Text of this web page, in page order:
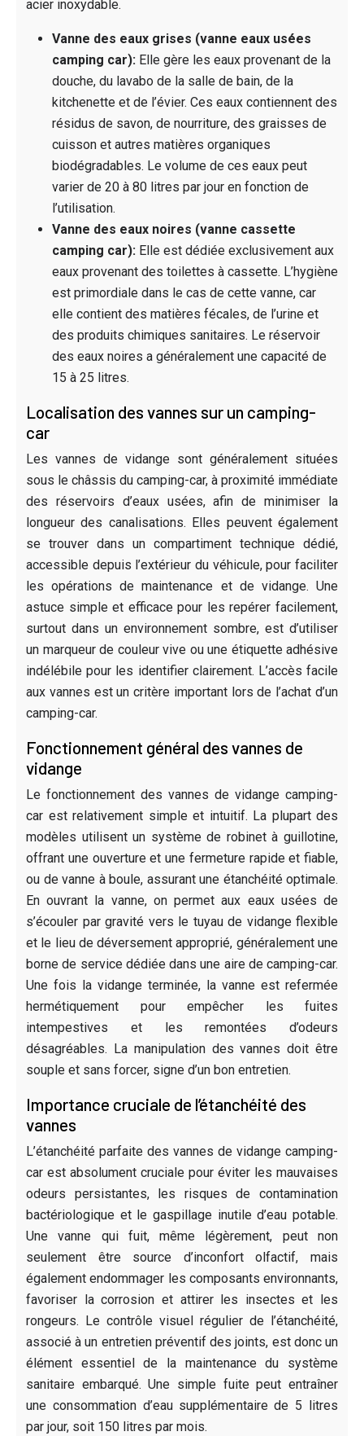
acier inoxydable.
Vanne des eaux grises (vanne eaux usées
camping car): Elle gère les eaux provenant de la
douche, du lavabo de la salle de bain, de la
kitchenette et de l’évier. Ces eaux contiennent des
résidus de savon, de nourriture, des graisses de
cuisson et autres matières organiques
biodégradables. Le volume de ces eaux peut
varier de 20 à 80 litres par jour en fonction de
l’utilisation.
Vanne des eaux noires (vanne cassette
camping car): Elle est dédiée exclusivement aux
eaux provenant des toilettes à cassette. L’hygiène
est primordiale dans le cas de cette vanne, car
elle contient des matières fécales, de l’urine et
des produits chimiques sanitaires. Le réservoir
des eaux noires a généralement une capacité de
15 à 25 litres.
Localisation des vannes sur un camping-
car
Les vannes de vidange sont généralement situées
sous le châssis du camping-car, à proximité immédiate
des réservoirs d’eaux usées, afin de minimiser la
longueur des canalisations. Elles peuvent également
se trouver dans un compartiment technique dédié,
accessible depuis l’extérieur du véhicule, pour faciliter
les opérations de maintenance et de vidange. Une
astuce simple et efficace pour les repérer facilement,
surtout dans un environnement sombre, est d’utiliser
un marqueur de couleur vive ou une étiquette adhésive
indélébile pour les identifier clairement. L’accès facile
aux vannes est un critère important lors de l’achat d’un
camping-car.
Fonctionnement général des vannes de
vidange
Le fonctionnement des vannes de vidange camping-
car est relativement simple et intuitif. La plupart des
modèles utilisent un système de robinet à guillotine,
offrant une ouverture et une fermeture rapide et fiable,
ou de vanne à boule, assurant une étanchéité optimale.
En ouvrant la vanne, on permet aux eaux usées de
s’écouler par gravité vers le tuyau de vidange flexible
et le lieu de déversement approprié, généralement une
borne de service dédiée dans une aire de camping-car.
Une fois la vidange terminée, la vanne est refermée
hermétiquement pour empêcher les fuites
intempestives et les remontées d’odeurs
désagréables. La manipulation des vannes doit être
souple et sans forcer, signe d’un bon entretien.
Importance cruciale de l’étanchéité des
vannes
L’étanchéité parfaite des vannes de vidange camping-
car est absolument cruciale pour éviter les mauvaises
odeurs persistantes, les risques de contamination
bactériologique et le gaspillage inutile d’eau potable.
Une vanne qui fuit, même légèrement, peut non
seulement être source d’inconfort olfactif, mais
également endommager les composants environnants,
favoriser la corrosion et attirer les insectes et les
rongeurs. Le contrôle visuel régulier de l’étanchéité,
associé à un entretien préventif des joints, est donc un
élément essentiel de la maintenance du système
sanitaire embarqué. Une simple fuite peut entraîner
une consommation d’eau supplémentaire de 5 litres
par jour, soit 150 litres par mois.